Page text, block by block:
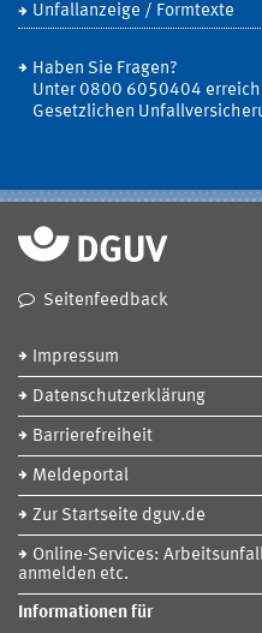
Unfallanzeige / Formtexte
Haben Sie Fragen?
Unter 0800 6050404
Gesetzlichen
Seitenfeedback
Impressum
Datenschutzerklärung
Barrierefreiheit
Meldeportal
Zur Startseite dguv.de
Online-Services:
anmelden etc.
Informationen für